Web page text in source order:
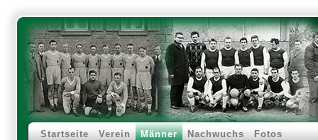
Startseite Verein Männer Nachwuchs Fotos